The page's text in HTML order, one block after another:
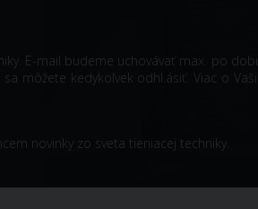
E-mail budeme uchovávať max. po
môžete kedykoľvek odhl.ásiť. Viac o
novinky zo sveta tieniacej techniky.